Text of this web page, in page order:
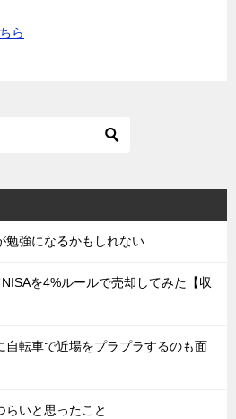
ら
勉強になるかもしれない
NISAを4%ルールで売却してみた【収
自転車で近場をプラプラするのも面
らいと思ったこと